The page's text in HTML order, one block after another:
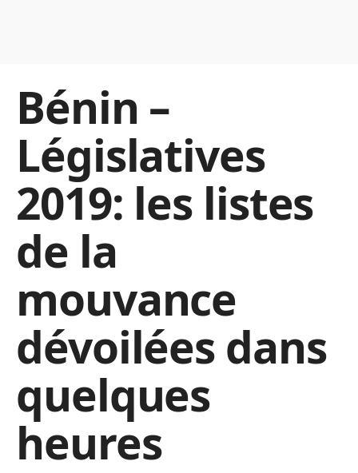
Bénin –
Législatives
2019: les listes
de la
mouvance
dévoilées dans
quelques
heures